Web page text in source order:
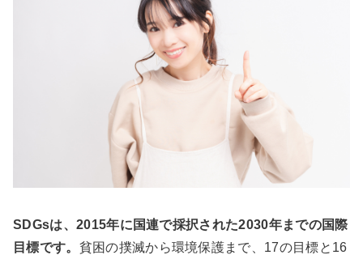
SDGsは、2015年に国連で採択された2030年までの国際
目標です。 貧困の撲滅から環境保護まで、17の目標と16